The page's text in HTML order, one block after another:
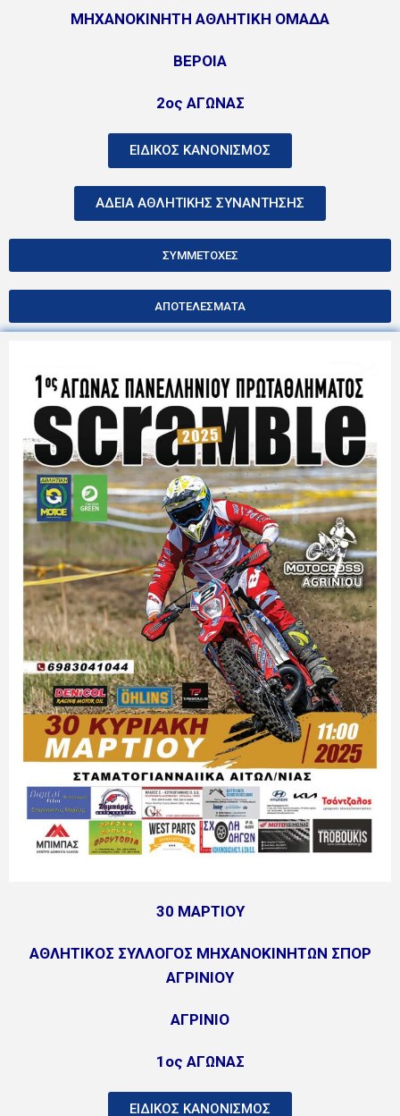
ΜΗΧΑΝΟΚΙΝΗΤΗ ΑΘΛΗΤΙΚΗ ΟΜΑΔΑ
ΒΕΡΟΙΑ
2ος ΑΓΩΝΑΣ
ΕΙΔΙΚΟΣ ΚΑΝΟΝΙΣΜΟΣ
ΑΔΕΙΑ ΑΘΛΗΤΙΚΗΣ ΣΥΝΑΝΤΗΣΗΣ
ΣΥΜΜΕΤΟΧΕΣ
ΑΠΟΤΕΛΕΣΜΑΤΑ
30 ΜΑΡΤΙΟΥ
ΑΘΛΗΤΙΚΟΣ ΣΥΛΛΟΓΟΣ ΜΗΧΑΝΟΚΙΝΗΤΩΝ ΣΠΟΡ
ΑΓΡΙΝΙΟΥ
ΑΓΡΙΝΙΟ
1ος ΑΓΩΝΑΣ
ΕΙΔΙΚΟΣ ΚΑΝΟΝΙΣΜΟΣ